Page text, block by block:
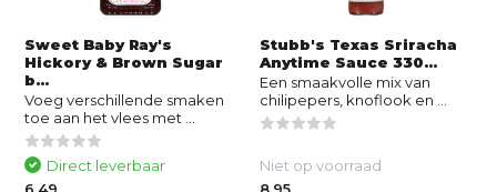
Sweet Baby Ray's
Hickory & Brown Sugar
b...
Voeg verschillende smaken
toe aan het vlees met ...
Direct leverbaar
Stubb's Texas Sriracha
Anytime Sauce 330...
Een smaakvolle mix van
chilipepers, knoflook en ...
Niet op voorraad